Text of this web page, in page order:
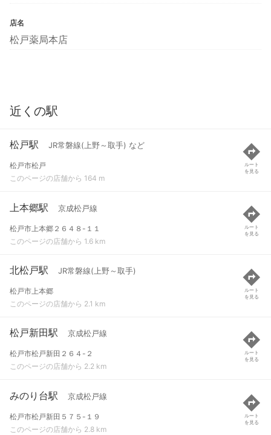
店名
松戸薬局本店
近くの駅
松戸駅 JR常磐線(上野～取手) など
松戸市松戸
このページの店舗から 164 m
ルート
を見る
上本郷駅 京成松戸線
松戸市上本郷２６４８-１１
このページの店舗から 1.6 km
ルート
を見る
北松戸駅 JR常磐線(上野～取手)
松戸市上本郷
このページの店舗から 2.1 km
ルート
を見る
松戸新田駅 京成松戸線
松戸市松戸新田２６４-２
このページの店舗から 2.2 km
ルート
を見る
みのり台駅 京成松戸線
松戸市松戸新田５７５-１９
このページの店舗から 2.8 km
ルート
を見る